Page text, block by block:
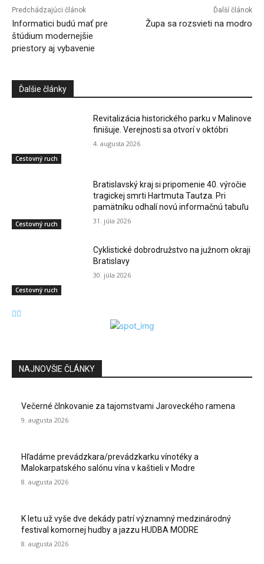
Predchádzajúci článok
Informatici budú mať pre
štúdium modernejšie
priestory aj vybavenie
Ďalší článok
Župa sa rozsvieti na modro
Ďalšie články
Cestovný ruch
Revitalizácia historického parku v Malinove
finišuje. Verejnosti sa otvorí v októbri
4. augusta 2026
Cestovný ruch
Bratislavský kraj si pripomenie 40. výročie
tragickej smrti Hartmuta Tautza. Pri
pamätníku odhalí novú informačnú tabuľu
31. júla 2026
Cestovný ruch
Cyklistické dobrodružstvo na južnom okraji
Bratislavy
30. júla 2026
NAJNOVŠIE ČLÁNKY
Večerné člnkovanie za tajomstvami Jaroveckého ramena
9. augusta 2026
Hľadáme prevádzkara/prevádzkarku vínotéky a
Malokarpatského salónu vína v kaštieli v Modre
8. augusta 2026
K letu už vyše dve dekády patrí významný medzinárodný
festival komornej hudby a jazzu HUDBA MODRE
8. augusta 2026